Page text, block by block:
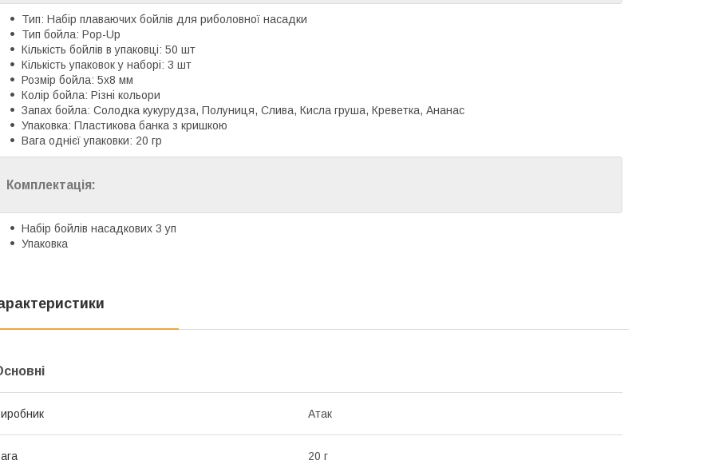
Тип: Набір плаваючих бойлів для риболовної насадки
Тип бойла: Pop-Up
Кількість бойлів в упаковці: 50 шт
Кількість упаковок у наборі: 3 шт
Розмір бойла: 5х8 мм
Колір бойла: Різні кольори
Запах бойла: Солодка кукурудза, Полуниця, Слива, Кисла груша, Креветка, Ананас
Упаковка: Пластикова банка з кришкою
Вага однієї упаковки: 20 гр
Комплектація:
Набір бойлів насадкових 3 уп
Упаковка
Атак
20 г